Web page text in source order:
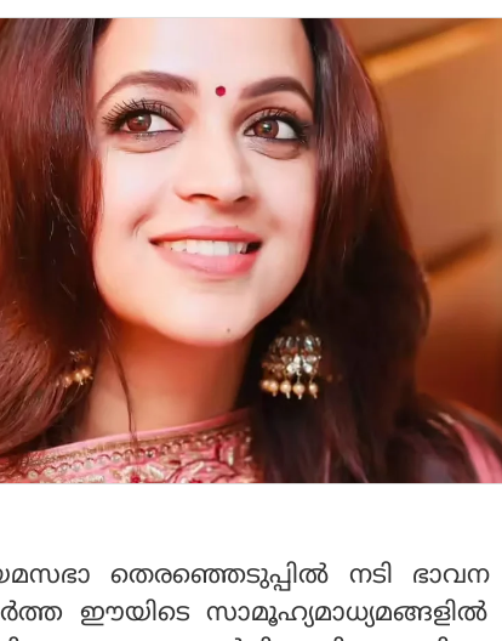
തെരഞ്ഞെടുപ്പിൽ നടി
ഈയിടെ സാമൂഹ്യമാധ്യമങ്ങളിൽ